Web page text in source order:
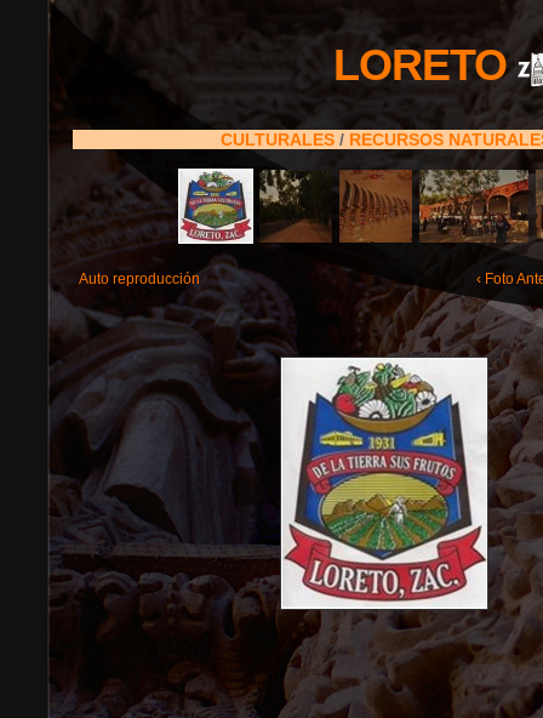
LORETO
CULTURALES / RECURSOS
Auto reproducción ‹ Foto